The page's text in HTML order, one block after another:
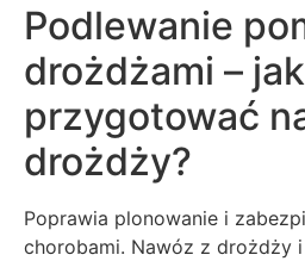
Podlewanie
drożdżami – jak
przygotować
drożdży?
Poprawia plonowanie i
chorobami. Nawóz z drożdży